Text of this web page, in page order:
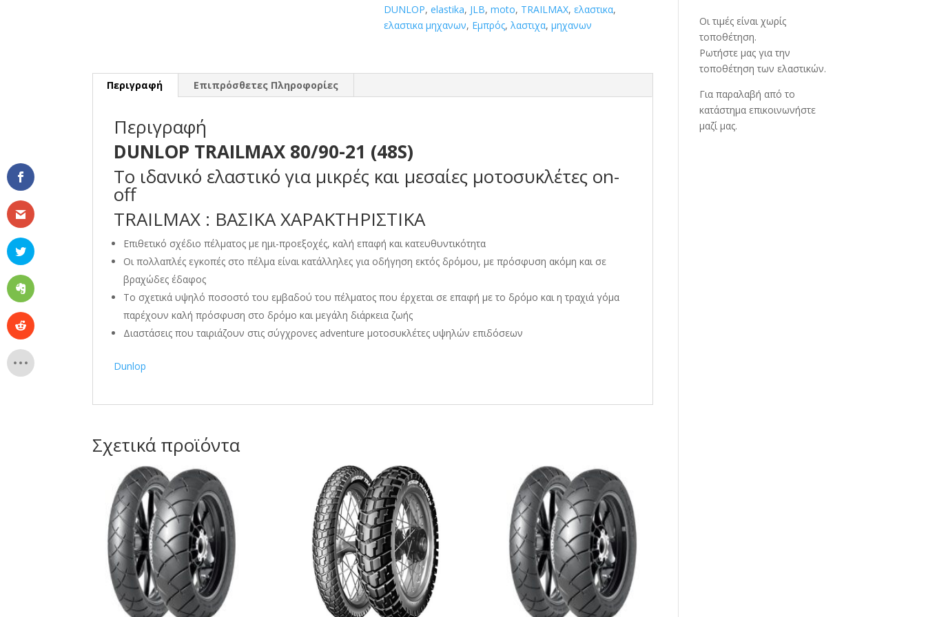
DUNLOP,elastika, JLB,moto, TRAILMAX,ελαστικα,
ελαστικα μηχανων, Εμπρός,λαστιχα,μηχανων
Περιγραφή Επιπρόσθετες Πληροφορίες
Περιγραφή
DUNLOP TRAILMAX 80/90-21 (48S)
Το ιδανικό ελαστικό για μικρές και μεσαίες μοτοσυκλέτες on-
off
TRAILMAX : ΒΑΣΙΚΑ ΧΑΡΑΚΤΗΡΙΣΤΙΚΑ
Επιθετικό σχέδιο πέλματος με ημι-προεξοχές, καλή επαφή και κατευθυντικότητα
Οι πολλαπλές εγκοπές στο πέλμα είναι κατάλληλες για οδήγηση εκτός δρόμου, με πρόσφυση ακόμη και σε
βραχώδες έδαφος
Το σχετικά υψηλό ποσοστό του εμβαδού του πέλματος που έρχεται σε επαφή με το δρόμο και η τραχιά γόμα
παρέχουν καλή πρόσφυση στο δρόμο και μεγάλη διάρκεια ζωής
Διαστάσεις που ταιριάζουν στις σύγχρονες adventure μοτοσυκλέτες υψηλών επιδόσεων
Dunlop
Σχετικά προϊόντα
Οι τιμές είναι χωρίς
τοποθέτηση.
Ρωτήστε μας για την
τοποθέτηση των ελαστικών.
Για παραλαβή από το
κατάστημα επικοινωνήστε
μαζί μας.